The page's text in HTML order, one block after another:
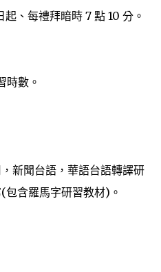
、每禮拜暗時 7 點 10 分。
時數。
新聞台語，華語台語轉譯研
含羅馬字研習教材)。